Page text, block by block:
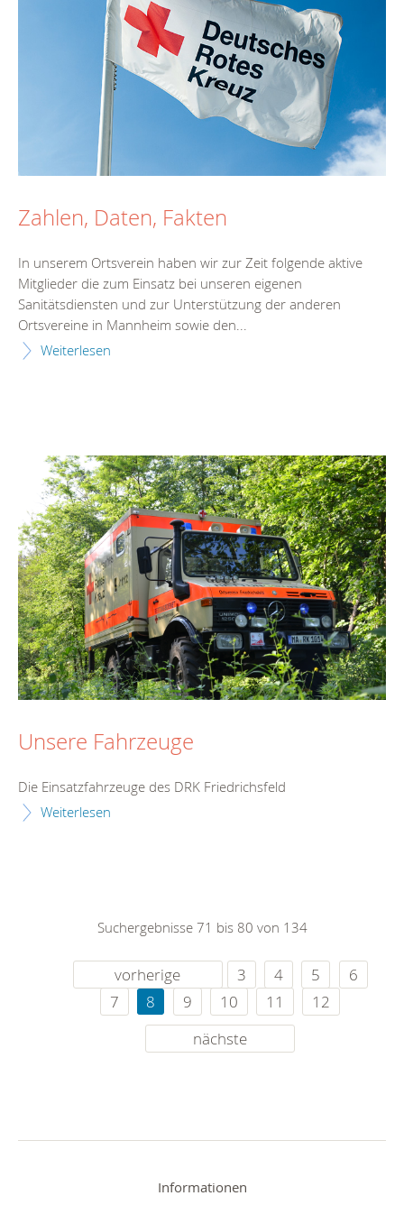
Zahlen, Daten, Fakten
In unserem Ortsverein haben wir zur Zeit folgende aktive
Mitglieder die zum Einsatz bei unseren eigenen
Sanitätsdiensten und zur Unterstützung der anderen
Ortsvereine in Mannheim sowie den...
Weiterlesen
Unsere Fahrzeuge
Die Einsatzfahrzeuge des DRK Friedrichsfeld
Weiterlesen
Suchergebnisse 71 bis 80 von 134
vorherige 3 4 5
6
7
8 9 10 11
12
nächste
Informationen